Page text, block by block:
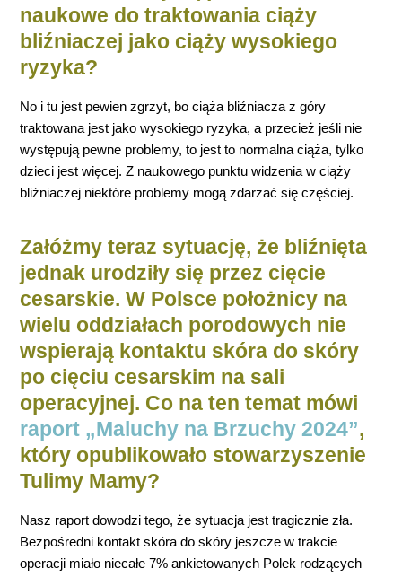
naukowe do traktowania ciąży
bliźniaczej jako ciąży wysokiego
ryzyka?
No i tu jest pewien zgrzyt, bo ciąża bliźniacza z góry
traktowana jest jako wysokiego ryzyka, a przecież jeśli nie
występują pewne problemy, to jest to normalna ciąża, tylko
dzieci jest więcej. Z naukowego punktu widzenia w ciąży
bliźniaczej niektóre problemy mogą zdarzać się częściej.
Załóżmy teraz sytuację, że bliźnięta
jednak urodziły się przez cięcie
cesarskie. W Polsce położnicy na
wielu oddziałach porodowych nie
wspierają kontaktu skóra do skóry
po cięciu cesarskim na sali
operacyjnej. Co na ten temat mówi
raport „Maluchy na Brzuchy 2024”,
który opublikowało stowarzyszenie
Tulimy Mamy?
Nasz raport dowodzi tego, że sytuacja jest tragicznie zła.
Bezpośredni kontakt skóra do skóry jeszcze w trakcie
operacji miało niecałe 7% ankietowanych Polek rodzących